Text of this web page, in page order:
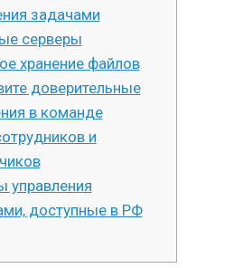
задачами
серверы
хранение файлов
доверительные
в команде
и
управления
доступные в РФ⁠⁠